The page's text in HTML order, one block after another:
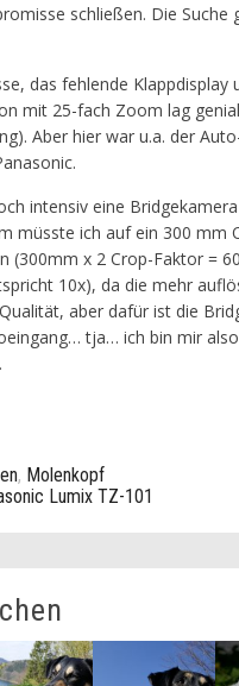
schließen. Die Suche
das fehlende Klappdisplay
mit 25-fach Zoom lag
Aber hier war u.a. der
intensiv eine
müsste ich auf ein 300 mm
(300mm x 2 Crop-Faktor =
10x), da die mehr
aber dafür ist die
tja… ich bin mir
, Molenkopf
Lumix TZ-101